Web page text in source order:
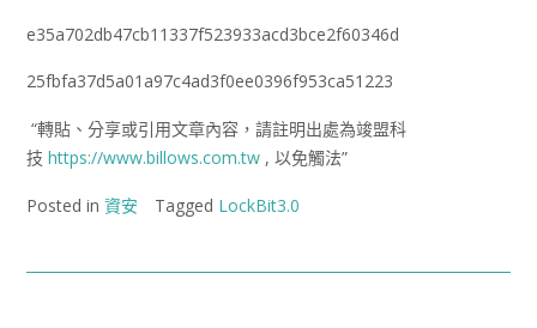
e35a702db47cb11337f523933acd3bce2f60346d
25fbfa37d5a01a97c4ad3f0ee0396f953ca51223
“轉貼、分享或引用文章內容，請註明出處為竣盟科
技 https://www.billows.com.tw , 以免觸法”
Posted in 資安 Tagged LockBit3.0